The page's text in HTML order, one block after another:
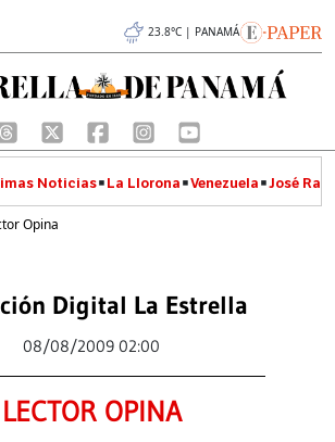
23.8°C | PANAMÁ
Noticias La Llorona Venezuela José
Opina
Digital La Estrella
08/08/2009 02:00
LECTOR OPINA